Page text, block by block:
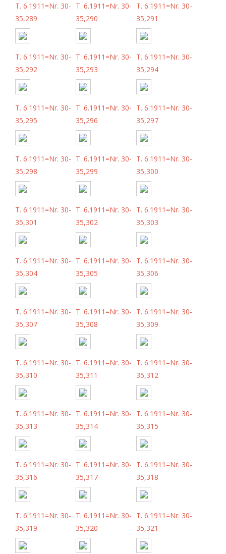
T. 6.1911=Nr. 30-
35,289
T. 6.1911=Nr. 30-
35,290
T. 6.1911=Nr. 30-
35,291
T. 6.1911=Nr. 30-
35,292
T. 6.1911=Nr. 30-
35,293
T. 6.1911=Nr. 30-
35,294
T. 6.1911=Nr. 30-
35,295
T. 6.1911=Nr. 30-
35,296
T. 6.1911=Nr. 30-
35,297
T. 6.1911=Nr. 30-
35,298
T. 6.1911=Nr. 30-
35,299
T. 6.1911=Nr. 30-
35,300
T. 6.1911=Nr. 30-
35,301
T. 6.1911=Nr. 30-
35,302
T. 6.1911=Nr. 30-
35,303
T. 6.1911=Nr. 30-
35,304
T. 6.1911=Nr. 30-
35,305
T. 6.1911=Nr. 30-
35,306
T. 6.1911=Nr. 30-
35,307
T. 6.1911=Nr. 30-
35,308
T. 6.1911=Nr. 30-
35,309
T. 6.1911=Nr. 30-
35,310
T. 6.1911=Nr. 30-
35,311
T. 6.1911=Nr. 30-
35,312
T. 6.1911=Nr. 30-
35,313
T. 6.1911=Nr. 30-
35,314
T. 6.1911=Nr. 30-
35,315
T. 6.1911=Nr. 30-
35,316
T. 6.1911=Nr. 30-
35,317
T. 6.1911=Nr. 30-
35,318
T. 6.1911=Nr. 30-
35,319
T. 6.1911=Nr. 30-
35,320
T. 6.1911=Nr. 30-
35,321